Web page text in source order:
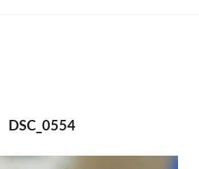
DSC_0554